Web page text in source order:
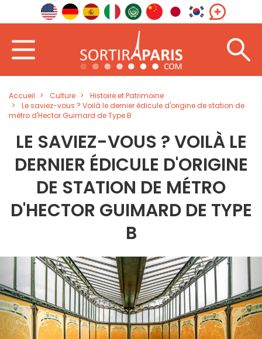
Accueil Culture
Histoire et Patrimoine
Le saviez-vous ? Voilà le dernier édicule d'origine de station de
métro d'Hector Guimard de Type B
LE SAVIEZ-VOUS ? VOILÀ LE
DERNIER ÉDICULE D'ORIGINE
DE STATION DE MÉTRO
D'HECTOR GUIMARD DE TYPE
B